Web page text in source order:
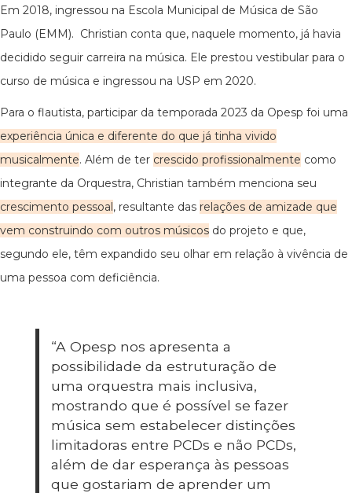
Em 2018, ingressou na Escola Municipal de Música de São
Paulo (EMM). Christian conta que, naquele momento, já havia
decidido seguir carreira na música. Ele prestou vestibular para o
curso de música e ingressou na USP em 2020.
Para o flautista, participar da temporada 2023 da Opesp foi uma
experiência única e diferente do que já tinha vivido
musicalmente. Além de ter crescido profissionalmente como
integrante da Orquestra, Christian também menciona seu
crescimento pessoal, resultante das relações de amizade que
vem construindo com outros músicos do projeto e que,
segundo ele, têm expandido seu olhar em relação à vivência de
uma pessoa com deficiência.
“A Opesp nos apresenta a
possibilidade da estruturação de
uma orquestra mais inclusiva,
mostrando que é possível se fazer
música sem estabelecer distinções
limitadoras entre PCDs e não PCDs,
além de dar esperança às pessoas
que gostariam de aprender um